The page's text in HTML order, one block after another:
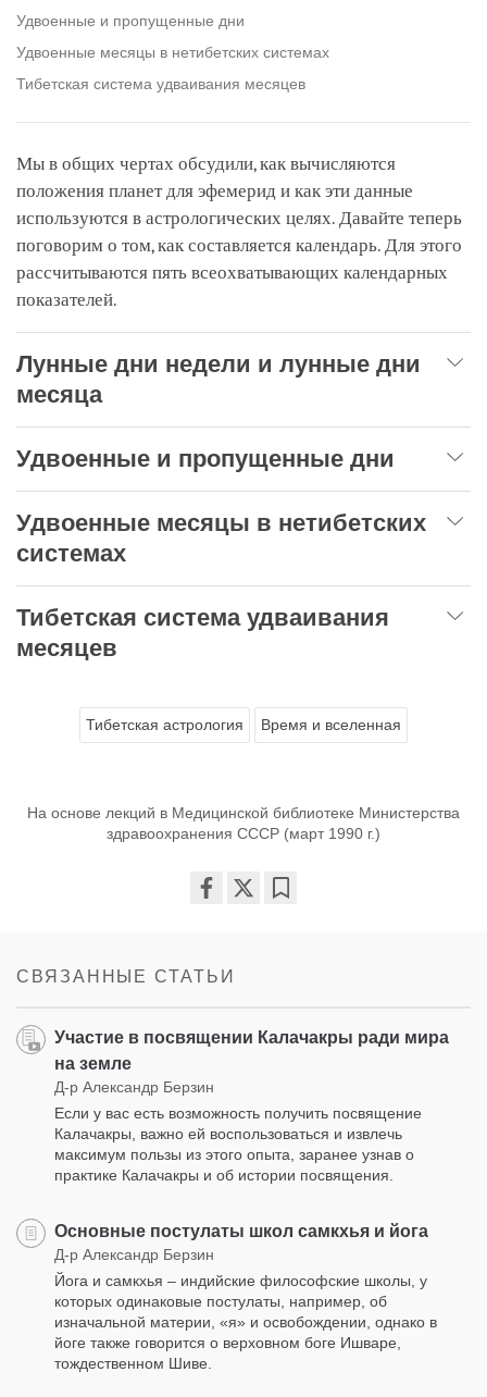
Удвоенные и пропущенные дни
Удвоенные месяцы в нетибетских системах
Тибетская система удваивания месяцев
Мы в общих чертах обсудили, как вычисляются
положения планет для эфемерид и как эти данные
используются в астрологических целях. Давайте теперь
поговорим о том, как составляется календарь. Для этого
рассчитываются пять всеохватывающих календарных
показателей.
Лунные дни недели и лунные дни
месяца
Удвоенные и пропущенные дни
Удвоенные месяцы в нетибетских
системах
Тибетская система удваивания
месяцев
Тибетская астрология Время и вселенная
На основе лекций в Медицинской библиотеке Министерства
здравоохранения СССР (март 1990 г.)
СВЯЗАННЫЕ СТАТЬИ
Участие в посвящении Калачакры ради мира
на земле
Д-р Александр Берзин
Если у вас есть возможность получить посвящение
Калачакры, важно ей воспользоваться и извлечь
максимум пользы из этого опыта, заранее узнав о
практике Калачакры и об истории посвящения.
Основные постулаты школ самкхья и йога
Д-р Александр Берзин
Йога и самкхья – индийские философские школы, у
которых одинаковые постулаты, например, об
изначальной материи, «я» и освобождении, однако в
йоге также говорится о верховном боге Ишваре,
тождественном Шиве.